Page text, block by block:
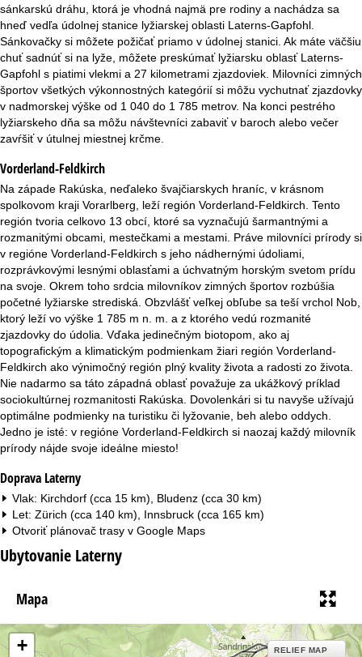
r
á
n
k
a
sánkarskú dráhu, ktorá je vhodná najmä pre rodiny a nachádza sa
hneď vedľa údolnej stanice lyžiarskej oblasti Laterns-Gapfohl.
Sánkovačky si môžete požičať priamo v údolnej stanici. Ak máte väčšiu
chuť sadnúť si na lyže, môžete preskúmať lyžiarsku oblasť Laterns-
Gapfohl s piatimi vlekmi a 27 kilometrami zjazdoviek. Milovníci zimných
športov všetkých výkonnostných kategórií si môžu vychutnať zjazdovky
v nadmorskej výške od 1 040 do 1 785 metrov. Na konci pestrého
lyžiarskeho dňa sa môžu návštevníci zabaviť v baroch alebo večer
zavŕšiť v útulnej miestnej krčme.
Vorderland-Feldkirch
Na západe Rakúska, neďaleko švajčiarskych hraníc, v krásnom
spolkovom kraji Vorarlberg, leží región Vorderland-Feldkirch. Tento
región tvoria celkovo 13 obcí, ktoré sa vyznačujú šarmantnými a
rozmanitými obcami, mestečkami a mestami. Práve milovníci prírody si
v regióne Vorderland-Feldkirch s jeho nádhernými údoliami,
rozprávkovými lesnými oblasťami a úchvatným horským svetom prídu
na svoje. Okrem toho srdcia milovníkov zimných športov rozbúšia
početné lyžiarske strediská. Obzvlášť veľkej obľube sa teší vrchol Nob,
ktorý leží vo výške 1 785 m n. m. a z ktorého vedú rozmanité
zjazdovky do údolia. Vďaka jedinečným biotopom, ako aj
topografickým a klimatickým podmienkam žiari región Vorderland-
Feldkirch ako výnimočný región plný kvality života a radosti zo života.
Nie nadarmo sa táto západná oblasť považuje za ukážkový príklad
sociokultúrnej rozmanitosti Rakúska. Dovolenkári si tu navyše užívajú
optimálne podmienky na turistiku či lyžovanie, beh alebo oddych.
Jedno je isté: v regióne Vorderland-Feldkirch si naozaj každý milovník
prírody nájde svoje ideálne miesto!
Doprava Laterny
Vlak: Kirchdorf (cca 15 km), Bludenz (cca 30 km)
Let: Zürich (cca 140 km), Innsbruck (cca 165 km)
Otvoriť plánovač trasy v Google Maps
Ubytovanie Laterny
Mapa
+ RELIEF MAP